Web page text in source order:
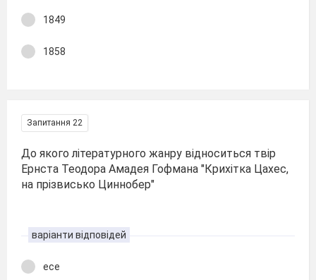
1849
1858
Запитання 22
До якого літературного жанру відноситься твір
Ернста Теодора Амадея Гофмана "Крихітка Цахес,
на прізвисько Циннобер"
варіанти відповідей
есе